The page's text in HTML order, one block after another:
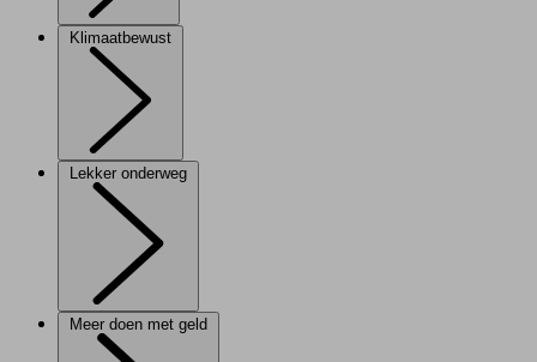
Klimaatbewust
Lekker onderweg
Meer doen met geld